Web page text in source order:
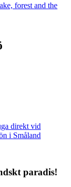
forest and the
direkt vid
i Småland
paradis!